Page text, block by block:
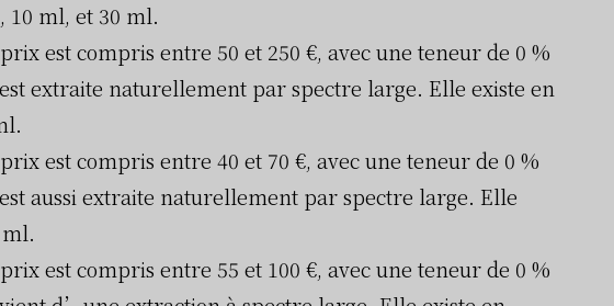
10 ml, et 30 ml.
est compris entre 50 et 250 €, avec une teneur de 0 %
extraite naturellement par spectre large. Elle existe en
est compris entre 40 et 70 €, avec une teneur de 0 %
aussi extraite naturellement par spectre large. Elle
est compris entre 55 et 100 €, avec une teneur de 0 %